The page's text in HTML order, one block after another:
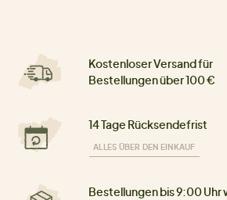
Kostenloser Versand für
Bestellungen über 100 €
14 Tage Rücksendefrist
ALLES ÜBER DEN EINKAUF
Bestellungen bis 9:00 Uhr